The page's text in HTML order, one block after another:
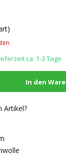
ca. 1-3 Tage
In den
Artikel?